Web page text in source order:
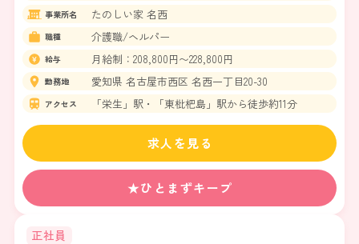
事業所名 たのしい家 名西
職種 介護職/ヘルパー
給与 月給制：208,800円〜228,800円
勤務地 愛知県 名古屋市西区 名西一丁目20-30
アクセス 「栄生」駅・「東枇杷島」駅から徒歩約11分
★ひとまずキープ
求人を見る
正社員